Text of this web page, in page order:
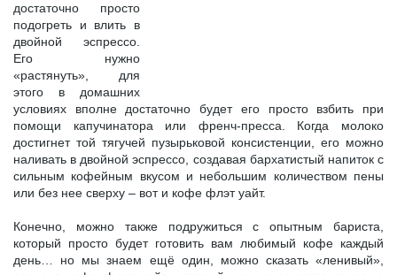
достаточно просто
подогреть и влить в
двойной эспрессо.
Его нужно
«растянуть», для
этого в домашних
условиях вполне достаточно будет его просто взбить при
помощи капучинатора или френч-пресса. Когда молоко
достигнет той тягучей пузырьковой консистенции, его можно
наливать в двойной эспрессо, создавая бархатистый напиток с
сильным кофейным вкусом и небольшим количеством пены
или без нее сверху – вот и кофе флэт уайт.
Конечно, можно также подружиться с опытным бариста,
который просто будет готовить вам любимый кофе каждый
день… но мы знаем ещё один, можно сказать «ленивый»,